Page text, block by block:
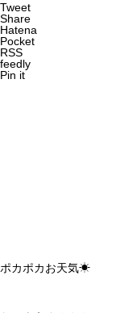
Tweet
Share
Hatena
Pocket
RSS
feedly
Pin it
ポカポカお天気☀